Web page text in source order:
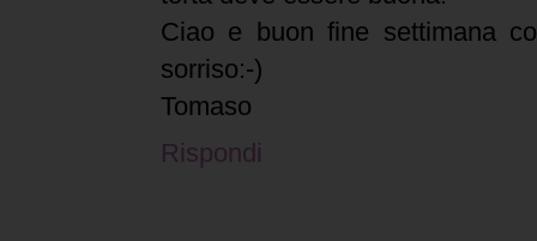
Ciao e buon fine settimana
sorriso:-)
Tomaso
Rispondi